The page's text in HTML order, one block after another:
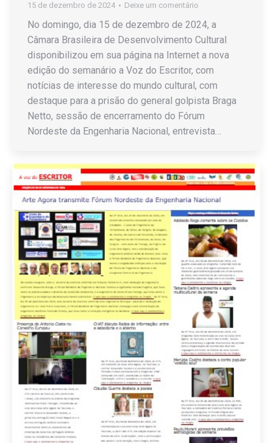
15 de dezembro de 2024
Deixe um comentário
No domingo, dia 15 de dezembro de 2024, a
Câmara Brasileira de Desenvolvimento Cultural
disponibilizou em sua página na Internet a nova
edição do semanário a Voz do Escritor, com
notícias de interesse do mundo cultural, com
destaque para a prisão do general golpista Braga
Netto, sessão de encerramento do Fórum
Nordeste da Engenharia Nacional, entrevista…